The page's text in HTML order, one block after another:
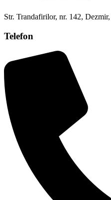
Str. Trandafirilor, nr. 142,
Telefon